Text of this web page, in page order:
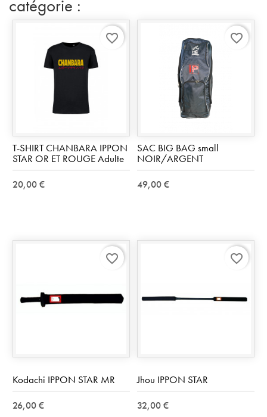
catégorie :
T-SHIRT CHANBARA IPPON
STAR OR ET ROUGE Adulte
20,00 €
favorite_border
SAC BIG BAG small
NOIR/ARGENT
49,00 €
favorite_border
Kodachi IPPON STAR MR
26,00 €
favorite_border
Jhou IPPON STAR
32,00 €
favorite_border